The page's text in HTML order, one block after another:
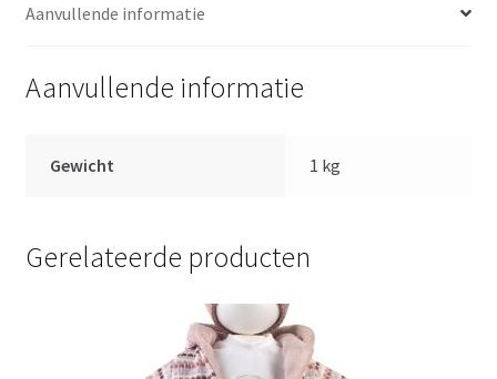
43
aantal
Aanvullende informatie
Aanvullende informatie
Gewicht 1 kg
Gerelateerde producten